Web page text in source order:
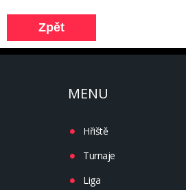
MENU
Hřiště
Turnaje
Liga